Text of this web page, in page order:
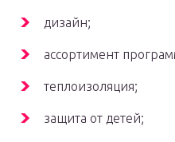
дизайн;
ассортимент
теплоизоляция;
защита от детей;